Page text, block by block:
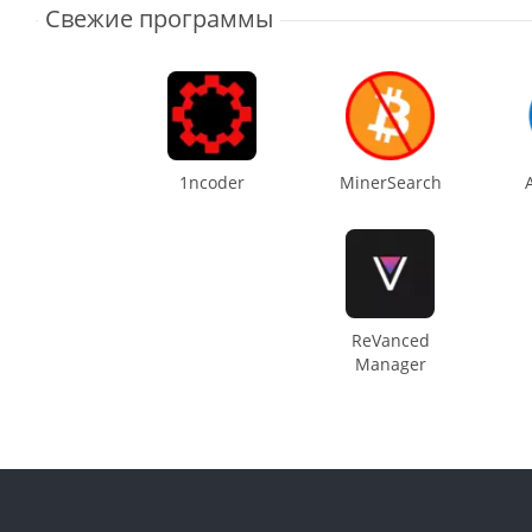
Свежие программы
1ncoder MinerSearch
ReVanced
Manager